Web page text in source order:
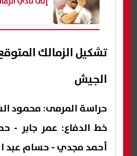
تشكيل الزمالك
الجيش
حراسة المرمى: محمود
خط الدفاع: عمر جابر -
أحمد مجدي - حسام عبد